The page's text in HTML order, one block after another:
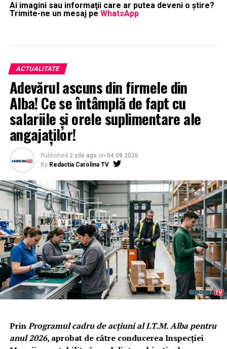
Ai imagini sau informaţii care ar putea deveni o ştire?
Trimite-ne un mesaj pe WhatsApp
ACTUALITATE
Adevărul ascuns din firmele din
Alba! Ce se întâmplă de fapt cu
salariile și orele suplimentare ale
angajaților!
Published 2 zile ago on 04.08.2026
By Redactia Carolina TV
PrinProgramul cadru de acțiuni al I.T.M. Alba pentru
anul 2026, aprobat de către conducerea Inspecției